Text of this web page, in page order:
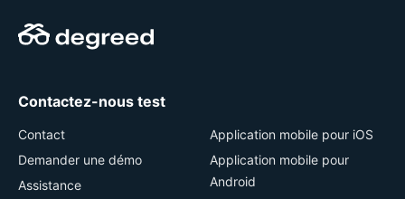
Contactez-nous test
Contact
Demander une démo
Assistance
Application mobile pour iOS
Application mobile pour
Android